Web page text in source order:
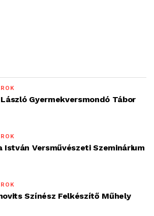
László Gyermekversmondó Tábor
István Versművészeti Szeminárium
Színész Felkészítő Műhely